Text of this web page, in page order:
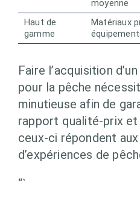
moyenne
Haut de
gamme
Matériaux
Faire l’acquisition
pour la pêche
minutieuse afin de
rapport qualité-prix
ceux-ci répondent
d’expériences de
“`